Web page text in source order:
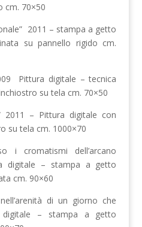
cm. 70×50
2011 – stampa a getto
su pannello rigido cm.
Pittura digitale – tecnica
su tela cm. 70×50
2011 – Pittura digitale con
su tela cm. 1000×70
i cromatismi dell’arcano
digitale – stampa a getto
cm. 90×60
di un giorno che
– stampa a getto